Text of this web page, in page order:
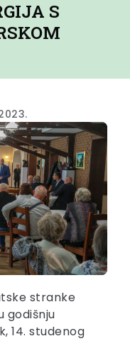
S
stranke
godišnju
14. studenog